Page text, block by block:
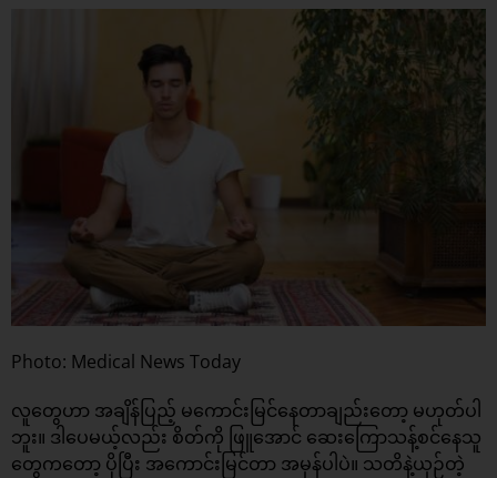
Photo: Medical News Today
လူတွေဟာ အချိန်ပြည့် မကောင်းမြင်နေတာချည်းတော့ မဟုတ်ပါ
ဘူး။ ဒါပေမယ့်လည်း စိတ်ကို ဖြူအောင် ဆေးကြောသန့်စင်နေသူ
တွေကတော့ ပိုပြီး အကောင်းမြင်တာ အမှန်ပါပဲ။ သတိနဲ့ယှဉ်တဲ့